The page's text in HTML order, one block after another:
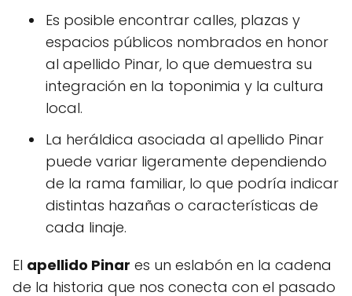
Es posible encontrar calles, plazas y
espacios públicos nombrados en honor
al apellido Pinar, lo que demuestra su
integración en la toponimia y la cultura
local.
La heráldica asociada al apellido Pinar
puede variar ligeramente dependiendo
de la rama familiar, lo que podría indicar
distintas hazañas o características de
cada linaje.
El apellido Pinar es un eslabón en la cadena
de la historia que nos conecta con el pasado